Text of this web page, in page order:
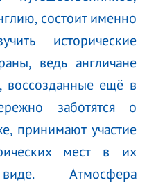
состоит именно
исторические
ведь англичане
воссозданные ещё в
заботятся о
принимают участие
мест в их
Атмосфера